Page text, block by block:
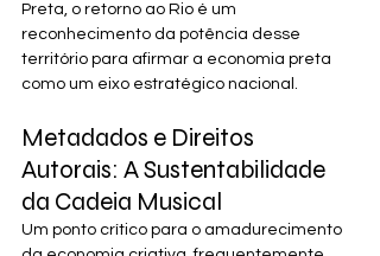
Preta, o retorno ao Rio é um
reconhecimento da potência desse
território para afirmar a economia preta
como um eixo estratégico nacional.
Metadados e Direitos
Autorais: A Sustentabilidade
da Cadeia Musical
Um ponto crítico para o amadurecimento